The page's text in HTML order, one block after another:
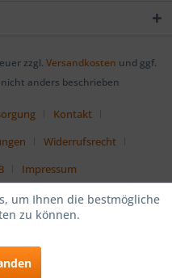
zzgl. Versandkosten und ggf.
anders beschrieben
Kontakt
Widerrufsrecht
Impressum
um Ihnen die bestmögliche
zu können.